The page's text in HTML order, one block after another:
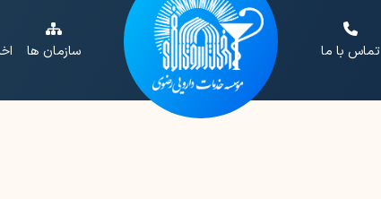
تماس با ما سازمان ها